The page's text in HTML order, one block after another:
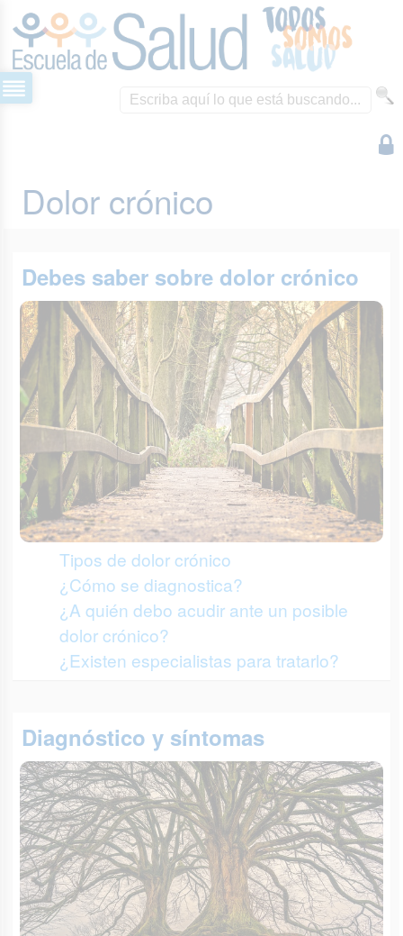
Dolor crónico
Debes saber sobre dolor crónico
Tipos de dolor crónico
¿Cómo se diagnostica?
¿A quién debo acudir ante un posible
dolor crónico?
¿Existen especialistas para tratarlo?
Diagnóstico y síntomas